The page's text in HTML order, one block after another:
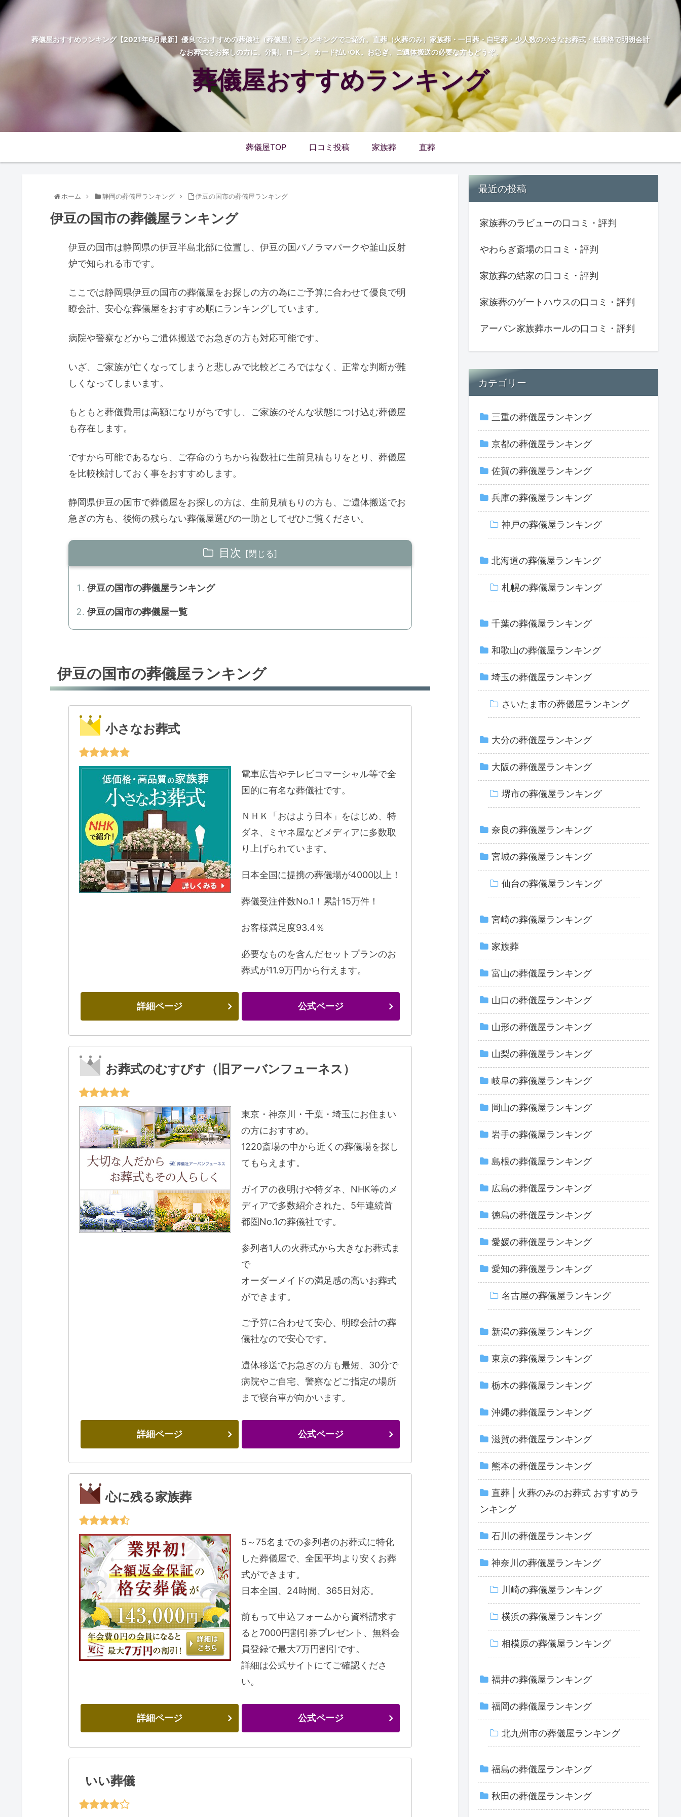
葬儀屋おすすめランキング【2021年6月最新】優良でおすすめの葬儀社（葬儀屋）をランキングでご紹介。直葬（火葬のみ）家族葬・一日葬・自宅葬・少人数の小さなお葬式・低価格で明朗会計
なお葬式をお探しの方に。分割、ローン、カード払いOK。お急ぎ、ご遺体搬送の必要な方もどうぞ。
葬儀屋おすすめランキング
葬儀屋TOP 口コミ投稿 家族葬 直葬
ホーム 静岡の葬儀屋ランキング 伊豆の国市の葬儀屋ランキング
伊豆の国市の葬儀屋ランキング
伊豆の国市は静岡県の伊豆半島北部に位置し、伊豆の国パノラマパークや韮山反射
炉で知られる市です。
ここでは静岡県伊豆の国市の葬儀屋をお探しの方の為にご予算に合わせて優良で明
瞭会計、安心な葬儀屋をおすすめ順にランキングしています。
病院や警察などからご遺体搬送でお急ぎの方も対応可能です。
いざ、ご家族が亡くなってしまうと悲しみで比較どころではなく、正常な判断が難
しくなってしまいます。
もともと葬儀費用は高額になりがちですし、ご家族のそんな状態につけ込む葬儀屋
も存在します。
ですから可能であるなら、ご存命のうちから複数社に生前見積もりをとり、葬儀屋
を比較検討しておく事をおすすめします。
静岡県伊豆の国市で葬儀屋をお探しの方は、生前見積もりの方も、ご遺体搬送でお
急ぎの方も、後悔の残らない葬儀屋選びの一助としてぜひご覧ください。
目次
伊豆の国市の葬儀屋ランキング
伊豆の国市の葬儀屋一覧
伊豆の国市の葬儀屋ランキング
小さなお葬式
電車広告やテレビコマーシャル等で全
国的に有名な葬儀社です。
ＮＨＫ「おはよう日本」をはじめ、特
ダネ、ミヤネ屋などメディアに多数取
り上げられています。
日本全国に提携の葬儀場が4000以上！
葬儀受注件数No.1！累計15万件！
お客様満足度93.4％
必要なものを含んだセットプランのお
葬式が11.9万円から行えます。
詳細ページ 公式ページ
お葬式のむすびす（旧アーバンフューネス）
東京・神奈川・千葉・埼玉にお住まい
の方におすすめ。
1220斎場の中から近くの葬儀場を探し
てもらえます。
ガイアの夜明けや特ダネ、NHK等のメ
ディアで多数紹介された、5年連続首
都圏No.1の葬儀社です。
参列者1人の火葬式から大きなお葬式ま
で
オーダーメイドの満足感の高いお葬式
ができます。
ご予算に合わせて安心、明瞭会計の葬
儀社なので安心です。
遺体移送でお急ぎの方も最短、30分で
病院やご自宅、警察などご指定の場所
まで寝台車が向かいます。
詳細ページ 公式ページ
心に残る家族葬
5～75名までの参列者のお葬式に特化
した葬儀屋で、全国平均より安くお葬
式ができます。
日本全国、24時間、365日対応。
前もって申込フォームから資料請求す
ると7000円割引券プレゼント、無料会
員登録で最大7万円割引です。
詳細は公式サイトにてご確認くださ
い。
詳細ページ 公式ページ
いい葬儀
最近の投稿
家族葬のラビューの口コミ・評判
やわらぎ斎場の口コミ・評判
家族葬の結家の口コミ・評判
家族葬のゲートハウスの口コミ・評判
アーバン家族葬ホールの口コミ・評判
カテゴリー
三重の葬儀屋ランキング
京都の葬儀屋ランキング
佐賀の葬儀屋ランキング
兵庫の葬儀屋ランキング
神戸の葬儀屋ランキング
北海道の葬儀屋ランキング
札幌の葬儀屋ランキング
千葉の葬儀屋ランキング
和歌山の葬儀屋ランキング
埼玉の葬儀屋ランキング
さいたま市の葬儀屋ランキング
大分の葬儀屋ランキング
大阪の葬儀屋ランキング
堺市の葬儀屋ランキング
奈良の葬儀屋ランキング
宮城の葬儀屋ランキング
仙台の葬儀屋ランキング
宮崎の葬儀屋ランキング
家族葬
富山の葬儀屋ランキング
山口の葬儀屋ランキング
山形の葬儀屋ランキング
山梨の葬儀屋ランキング
岐阜の葬儀屋ランキング
岡山の葬儀屋ランキング
岩手の葬儀屋ランキング
島根の葬儀屋ランキング
広島の葬儀屋ランキング
徳島の葬儀屋ランキング
愛媛の葬儀屋ランキング
愛知の葬儀屋ランキング
名古屋の葬儀屋ランキング
新潟の葬儀屋ランキング
東京の葬儀屋ランキング
栃木の葬儀屋ランキング
沖縄の葬儀屋ランキング
滋賀の葬儀屋ランキング
熊本の葬儀屋ランキング
直葬 | 火葬のみのお葬式 おすすめラ
ンキング
石川の葬儀屋ランキング
神奈川の葬儀屋ランキング
川崎の葬儀屋ランキング
横浜の葬儀屋ランキング
相模原の葬儀屋ランキング
福井の葬儀屋ランキング
福岡の葬儀屋ランキング
北九州市の葬儀屋ランキング
福島の葬儀屋ランキング
秋田の葬儀屋ランキング